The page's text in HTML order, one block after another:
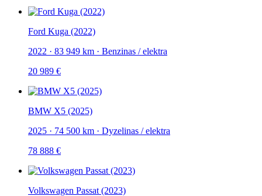
Ford Kuga (2022)
2022 · 83 949 km · Benzinas / elektra
20 989 €
BMW X5 (2025)
2025 · 74 500 km · Dyzelinas / elektra
78 888 €
Volkswagen Passat (2023)